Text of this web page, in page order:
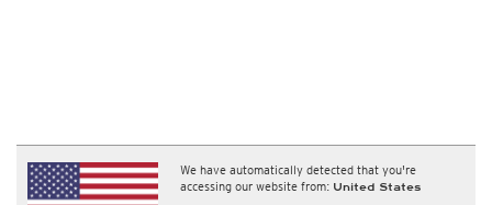
We have automatically detected that you're
accessing our website from: United States